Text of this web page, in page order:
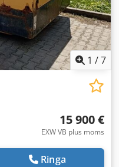
1 /7
15 900 €
EXW VB plus moms
Ringa